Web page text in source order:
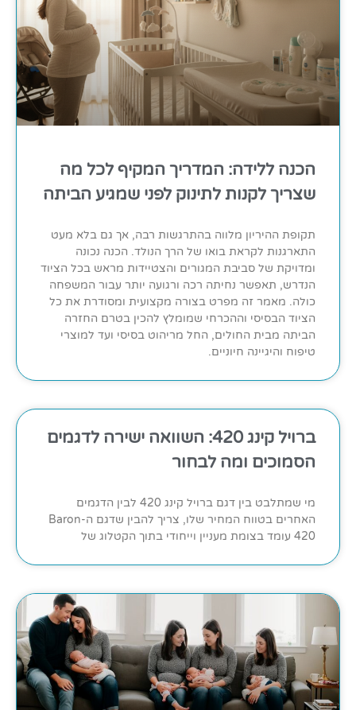
הכנה ללידה: המדריך המקיף לכל מה
שצריך לקנות לתינוק לפני שמגיע הביתה
תקופת ההיריון מלווה בהתרגשות רבה, אך גם בלא מעט
התארגנות לקראת בואו של הרך הנולד. הכנה נכונה
ומדויקת של סביבת המגורים והצטיידות מראש בכל הציוד
הנדרש, תאפשר נחיתה רכה ורגועה יותר עבור המשפחה
כולה. מאמר זה מפרט בצורה מקצועית ומסודרת את כל
הציוד הבסיסי וההכרחי שמומלץ להכין בטרם החזרה
הביתה מבית החולים, החל מריהוט בסיסי ועד למוצרי
טיפוח והיגיינה חיוניים.
ברויל קינג 420: השוואה ישירה לדגמים
הסמוכים ומה לבחור
מי שמתלבט בין דגם ברויל קינג 420 לבין הדגמים
האחרים בטווח המחיר שלו, צריך להבין שדגם ה-Baron
420 עומד בצומת מעניין וייחודי בתוך הקטלוג של